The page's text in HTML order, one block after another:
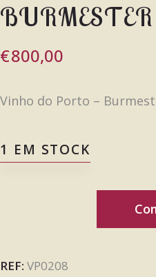
€800,00
Vinho do Porto –
1 EM STOCK
REF: VP0208